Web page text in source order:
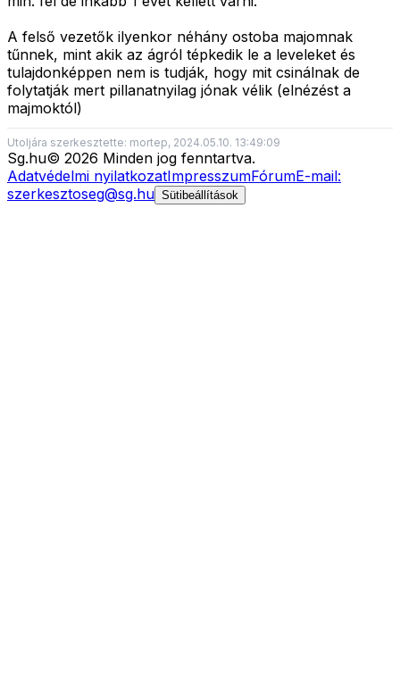
A felső vezetők ilyenkor néhány ostoba majomnak
tűnnek, mint akik az ágról tépkedik le a leveleket és
tulajdonképpen nem is tudják, hogy mit csinálnak de
folytatják mert pillanatnyilag jónak vélik (elnézést a
majmoktól)
Utoljára szerkesztette: mortep, 2024.05.10. 13:49:09
Sg.hu© 2026 Minden jog fenntartva.
Adatvédelmi nyilatkozatImpresszumFórumE-mail:
szerkesztoseg@sg.hu Sütibeállítások